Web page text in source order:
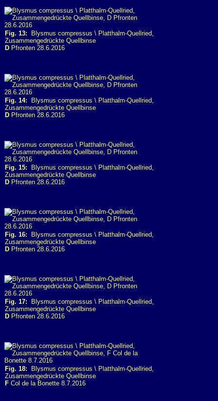
Fig. 13: Blysmus compressus \ Platthalm-Quellried,
Zusammengedrückte Quellbinse
D Pfronten 28.6.2016
Fig. 14: Blysmus compressus \ Platthalm-Quellried,
Zusammengedrückte Quellbinse
D Pfronten 28.6.2016
Fig. 15: Blysmus compressus \ Platthalm-Quellried,
Zusammengedrückte Quellbinse
D Pfronten 28.6.2016
Fig. 16: Blysmus compressus \ Platthalm-Quellried,
Zusammengedrückte Quellbinse
D Pfronten 28.6.2016
Fig. 17: Blysmus compressus \ Platthalm-Quellried,
Zusammengedrückte Quellbinse
D Pfronten 28.6.2016
Fig. 18: Blysmus compressus \ Platthalm-Quellried,
Zusammengedrückte Quellbinse
F Col de la Bonette 8.7.2016